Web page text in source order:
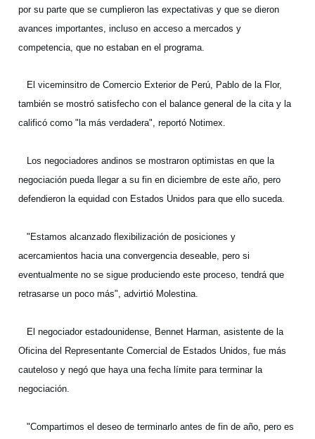
por su parte que se cumplieron las expectativas y que se dieron
avances importantes, incluso en acceso a mercados y
competencia, que no estaban en el programa.
El viceminsitro de Comercio Exterior de Perú, Pablo de la Flor,
también se mostró satisfecho con el balance general de la cita y la
calificó como "la más verdadera", reportó Notimex.
Los negociadores andinos se mostraron optimistas en que la
negociación pueda llegar a su fin en diciembre de este año, pero
defendieron la equidad con Estados Unidos para que ello suceda.
"Estamos alcanzado flexibilización de posiciones y
acercamientos hacia una convergencia deseable, pero si
eventualmente no se sigue produciendo este proceso, tendrá que
retrasarse un poco más", advirtió Molestina.
El negociador estadounidense, Bennet Harman, asistente de la
Oficina del Representante Comercial de Estados Unidos, fue más
cauteloso y negó que haya una fecha límite para terminar la
negociación.
"Compartimos el deseo de terminarlo antes de fin de año, pero es